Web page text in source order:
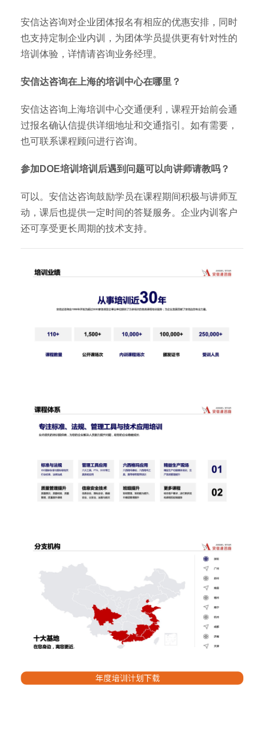
安信达咨询对企业团体报名有相应的优惠安排，同时
也支持定制企业内训，为团体学员提供更有针对性的
培训体验，详情请咨询业务经理。
安信达咨询在上海的培训中心在哪里？
安信达咨询上海培训中心交通便利，课程开始前会通
过报名确认信提供详细地址和交通指引。如有需要，
也可联系课程顾问进行咨询。
参加DOE培训培训后遇到问题可以向讲师请教吗？
可以。安信达咨询鼓励学员在课程期间积极与讲师互
动，课后也提供一定时间的答疑服务。企业内训客户
还可享受更长周期的技术支持。